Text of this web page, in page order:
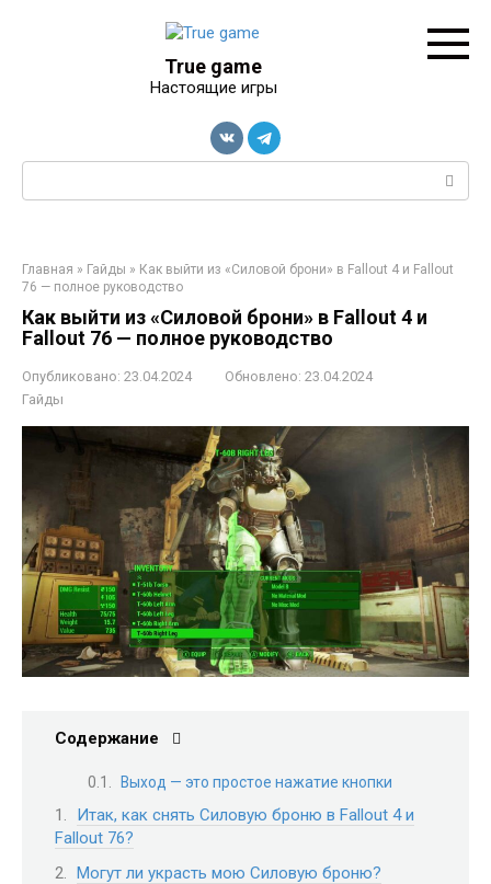
True game
Настоящие игры
Поиск:
Главная » Гайды » Как выйти из «Силовой брони» в Fallout 4 и Fallout
76 — полное руководство
Как выйти из «Силовой брони» в Fallout 4 и
Fallout 76 — полное руководство
Опубликовано: 23.04.2024 Обновлено: 23.04.2024
Гайды
Содержание
Выход — это простое нажатие кнопки
Итак, как снять Силовую броню в Fallout 4 и
Fallout 76?
Могут ли украсть мою Силовую броню?